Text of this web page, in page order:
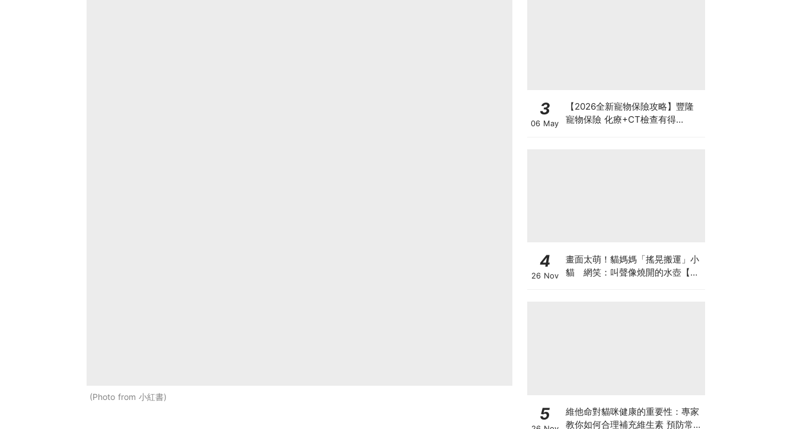
Photo from 小紅書
3
06 May
【2026全新寵物保險攻略】豐隆
寵物保險 化療+CT檢查有得
4
26 Nov
畫面太萌！貓媽媽「搖晃搬運」小
貓 網笑：叫聲像燒開的水壺【有
5
維他命對貓咪健康的重要性：專家
教你如何合理補充維生素 預防常見